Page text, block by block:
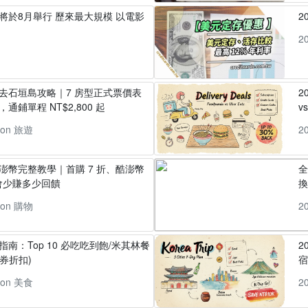
於8月舉行 歷來最大規模 以電影
石垣島攻略｜7 房型正式票價表
通鋪單程 NT$2,800 起
旅遊
幣完整教學｜首購 7 折、酷澎幣
賺多少回饋
購物
南：Top 10 必吃吃到飽/米其林餐
折扣)
美食